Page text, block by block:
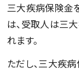
三大疾病保険金
は、受取人は三
れます。
ただし、三大疾